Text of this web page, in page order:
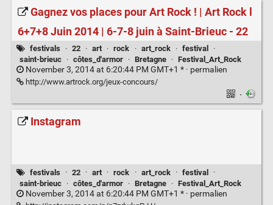
Gagnez vos places pour Art Rock ! | Art Rock l
6+7+8 Juin 2014 | 6-7-8 juin à Saint-Brieuc - 22
festivals · 22 · art · rock · art_rock · festival
·
saint-brieuc
· côtes_d'armor · Bretagne · Festival_Art_Rock
November 3, 2014 at 6:20:44 PM GMT+1 * · permalien
http://www.artrock.org/jeux-concours/
·
Instagram
festivals · 22 · art · rock · art_rock · festival
·
saint-brieuc
· côtes_d'armor · Bretagne · Festival_Art_Rock
November 3, 2014 at 6:20:44 PM GMT+1 * · permalien